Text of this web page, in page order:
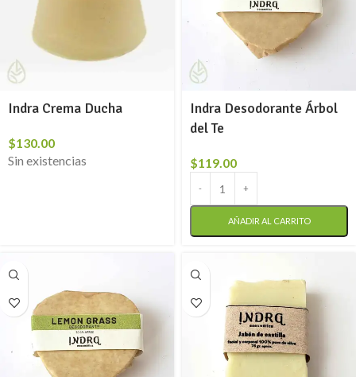
Indra Crema Ducha
$130.00
Sin existencias
Indra Desodorante Árbol
del Te
$119.00
AÑADIR AL CARRITO